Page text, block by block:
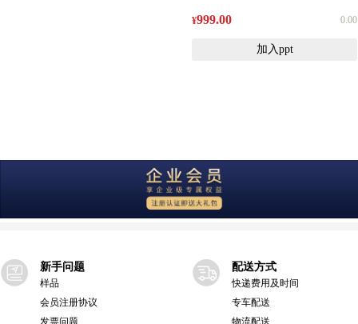
¥999.00 0.00
加入ppt
新手问题
样品
会员注册协议
发票问题
配送方式
快递费用及时间
专车配送
物流配送